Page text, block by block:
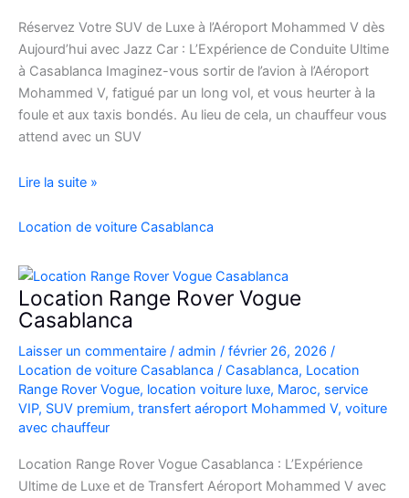
Réservez Votre SUV de Luxe à l’Aéroport Mohammed V dès
Aujourd’hui avec Jazz Car : L’Expérience de Conduite Ultime
à Casablanca Imaginez-vous sortir de l’avion à l’Aéroport
Mohammed V, fatigué par un long vol, et vous heurter à la
foule et aux taxis bondés. Au lieu de cela, un chauffeur vous
attend avec un SUV
Réservez
SUV
Luxe
à
l’Aéroport
V
Lire la suite »
Location de voiture Casablanca
Location Range Rover Vogue
Casablanca
Laisser un commentaire / admin / février 26, 2026 /
Location de voiture Casablanca / Casablanca, Location
Range Rover Vogue, location voiture luxe, Maroc, service
VIP, SUV premium, transfert aéroport Mohammed V, voiture
avec chauffeur
Location Range Rover Vogue Casablanca : L’Expérience
Ultime de Luxe et de Transfert Aéroport Mohammed V avec